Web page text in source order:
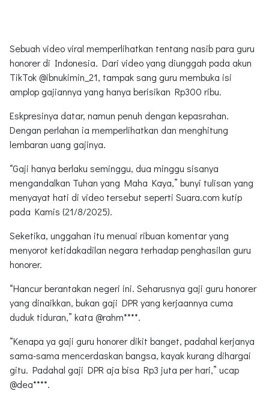
Sebuah video viral memperlihatkan tentang nasib para guru
honorer di Indonesia. Dari video yang diunggah pada akun
TikTok @ibnukimin_21, tampak sang guru membuka isi
amplop gajiannya yang hanya berisikan Rp300 ribu.
Eskpresinya datar, namun penuh dengan kepasrahan.
Dengan perlahan ia memperlihatkan dan menghitung
lembaran uang gajinya.
“Gaji hanya berlaku seminggu, dua minggu sisanya
mengandalkan Tuhan yang Maha Kaya,” bunyi tulisan yang
menyayat hati di video tersebut seperti Suara.com kutip
pada Kamis (21/8/2025).
Seketika, unggahan itu menuai ribuan komentar yang
menyorot ketidakadilan negara terhadap penghasilan guru
honorer.
“Hancur berantakan negeri ini. Seharusnya gaji guru honorer
yang dinaikkan, bukan gaji DPR yang kerjaannya cuma
duduk tiduran,” kata @rahm****.
“Kenapa ya gaji guru honorer dikit banget, padahal kerjanya
sama-sama mencerdaskan bangsa, kayak kurang dihargai
gitu. Padahal gaji DPR aja bisa Rp3 juta per hari,” ucap
@dea****.